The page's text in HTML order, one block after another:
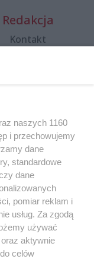
Redakcja
Kontakt
koncert z okazji
urodzin portalu
konkursów
"Hej
Jest piątek!"
naszych 1160
i przechowujemy
dane
standardowe
dane
pomiar reklam i
usług. Za zgodą
używać
aktywnie
celów